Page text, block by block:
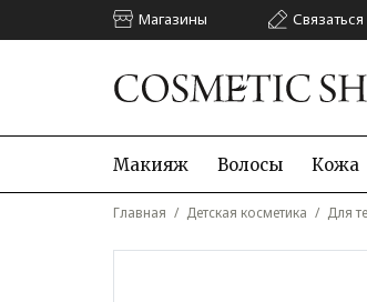
Магазины
Макияж Волосы Кожа
Главная / Детская косметика / Для